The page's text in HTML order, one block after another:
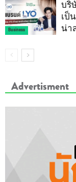
Business
บริ
เป็
น่า
Advertisment